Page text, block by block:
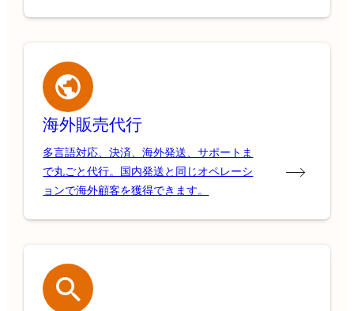
海外販売代行
多言語対応、決済、海外発送、サポートま
で丸ごと代行。国内発送と同じオペレーシ
ョンで海外顧客を獲得できます。